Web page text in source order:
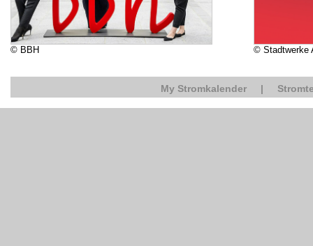
© BBH © Stadtwerke
My Stromkalender |